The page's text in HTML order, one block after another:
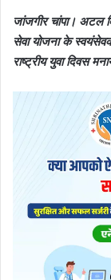
जांजगीर चांपा। अटल
सेवा योजना के
राष्ट्रीय युवा दिवस